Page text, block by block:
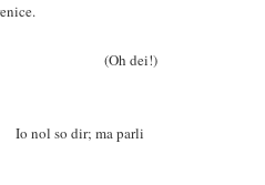
dei!)
ma parli